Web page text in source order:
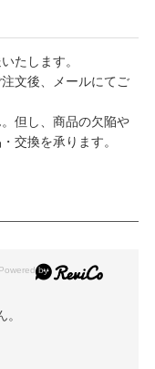
たします。
文後、メールにてご
但し、商品の欠陥や
交換を承ります。